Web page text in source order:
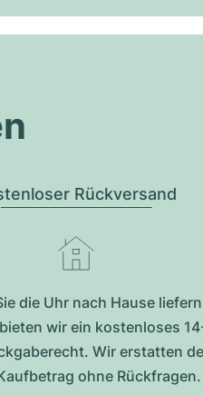
Rückversand
die Uhr nach Hause liefern
wir ein kostenloses
Wir erstatten
ohne Rückfragen.